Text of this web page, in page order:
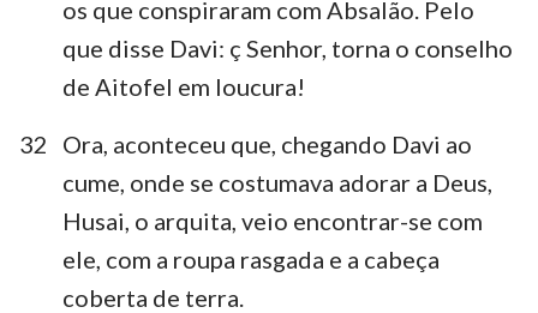
os que conspiraram com Absalão. Pelo
que disse Davi: ç Senhor, torna o conselho
de Aitofel em loucura!
32
Ora, aconteceu que, chegando Davi ao
cume, onde se costumava adorar a Deus,
Husai, o arquita, veio encontrar-se com
ele, com a roupa rasgada e a cabeça
coberta de terra.